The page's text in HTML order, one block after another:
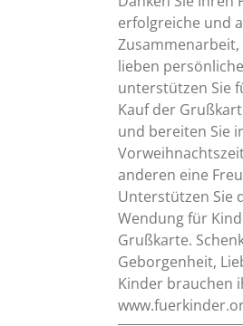
erfolgreiche und
Zusammenarbeit,
lieben
unterstützen Sie
Kauf der
und bereiten Sie
anderen eine
Unterstützen Sie
Wendung für
Grußkarte.
Geborgenheit,
Kinder brauchen